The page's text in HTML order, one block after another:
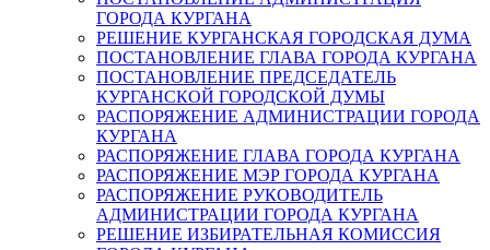
ГОРОДА КУРГАНА
РЕШЕНИЕ КУРГАНСКАЯ ГОРОДСКАЯ ДУМА
ПОСТАНОВЛЕНИЕ ГЛАВА ГОРОДА КУРГАНА
ПОСТАНОВЛЕНИЕ ПРЕДСЕДАТЕЛЬ
КУРГАНСКОЙ ГОРОДСКОЙ ДУМЫ
РАСПОРЯЖЕНИЕ АДМИНИСТРАЦИИ ГОРОДА
КУРГАНА
РАСПОРЯЖЕНИЕ ГЛАВА ГОРОДА КУРГАНА
РАСПОРЯЖЕНИЕ МЭР ГОРОДА КУРГАНА
РАСПОРЯЖЕНИЕ РУКОВОДИТЕЛЬ
АДМИНИСТРАЦИИ ГОРОДА КУРГАНА
РЕШЕНИЕ ИЗБИРАТЕЛЬНАЯ КОМИССИЯ